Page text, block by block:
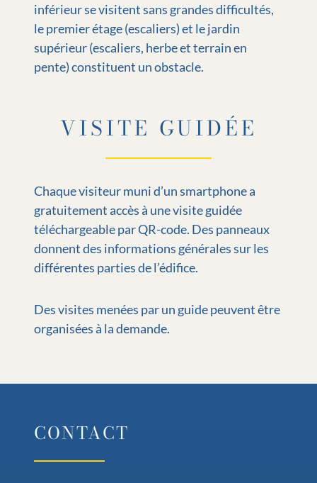
inférieur se visitent sans grandes difficultés,
le premier étage (escaliers) et le jardin
supérieur (escaliers, herbe et terrain en
pente) constituent un obstacle.
VISITE GUIDÉE
Chaque visiteur muni d’un smartphone a
gratuitement accès à une visite guidée
téléchargeable par QR-code. Des panneaux
donnent des informations générales sur les
différentes parties de l’édifice.
Des visites menées par un guide peuvent être
organisées à la demande.
CONTACT